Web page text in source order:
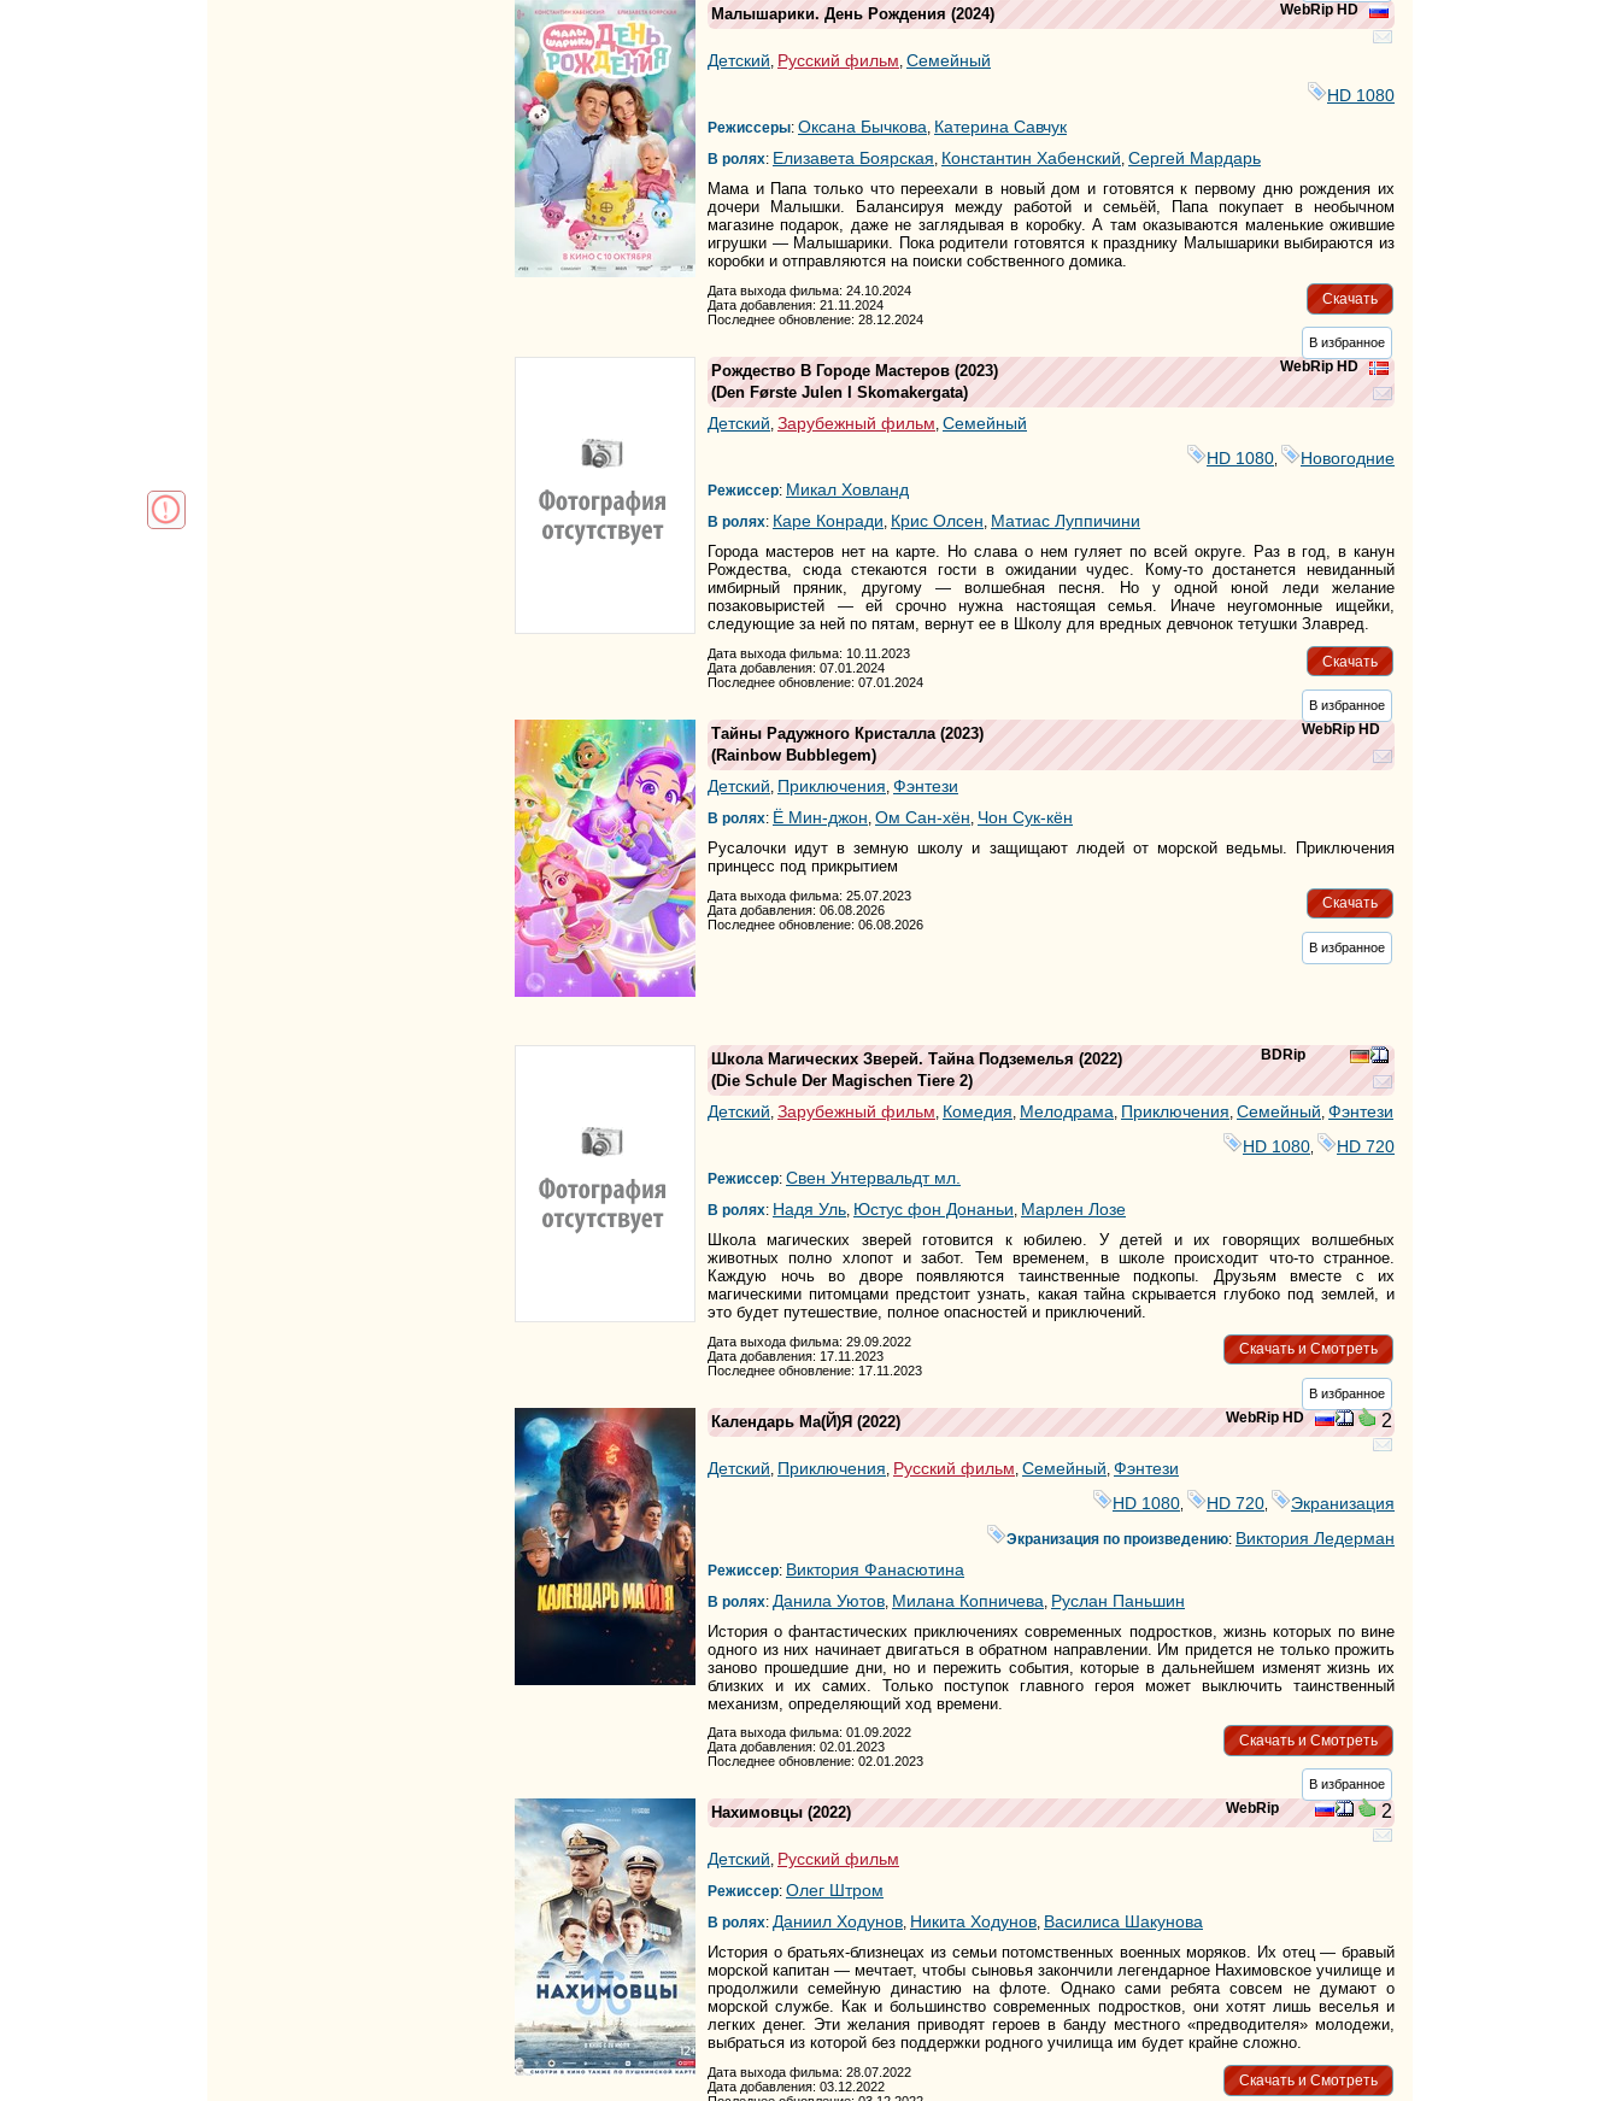
WebRip HD
Малышарики. День Рождения (2024)
Детский, Русский фильм, Семейный
HD 1080
Режиссеры: Оксана Бычкова, Катерина Савчук
В ролях: Елизавета Боярская, Константин Хабенский, Сергей Мардарь
Мама и Папа только что переехали в новый дом и готовятся к первому дню рождения их
дочери Малышки. Балансируя между работой и семьёй, Папа покупает в необычном
магазине подарок, даже не заглядывая в коробку. А там оказываются маленькие ожившие
игрушки — Малышарики. Пока родители готовятся к празднику Малышарики выбираются из
коробки и отправляются на поиски собственного домика.
Скачать
Дата выхода фильма: 24.10.2024
Дата добавления: 21.11.2024
Последнее обновление: 28.12.2024
В избранное
WebRip HD
Рождество В Городе Мастеров (2023)
(Den Første Julen I Skomakergata)
Детский, Зарубежный фильм, Семейный
HD 1080
Новогодние
Режиссер: Микал Ховланд
В ролях: Каре Конради, Крис Олсен, Матиас Луппичини
Города мастеров нет на карте. Но слава о нем гуляет по всей округе. Раз в год, в канун
Рождества, сюда стекаются гости в ожидании чудес. Кому-то достанется невиданный
имбирный пряник, другому — волшебная песня. Но у одной юной леди желание
позаковыристей — ей срочно нужна настоящая семья. Иначе неугомонные ищейки,
следующие за ней по пятам, вернут ее в Школу для вредных девчонок тетушки Злавред.
Скачать
Дата выхода фильма: 10.11.2023
Дата добавления: 07.01.2024
Последнее обновление: 07.01.2024
В избранное
WebRip HD
Тайны Радужного Кристалла (2023)
(Rainbow Bubblegem)
Детский, Приключения, Фэнтези
В ролях: Ё Мин-джон, Ом Сан-хён, Чон Сук-кён
Русалочки идут в земную школу и защищают людей от морской ведьмы. Приключения
принцесс под прикрытием
Скачать
Дата выхода фильма: 25.07.2023
Дата добавления: 06.08.2026
Последнее обновление: 06.08.2026
В избранное
BDRip
Школа Магических Зверей. Тайна Подземелья (2022)
(Die Schule Der Magischen Tiere 2)
Детский, Зарубежный фильм, Комедия, Мелодрама, Приключения, Семейный, Фэнтези
HD 1080
HD 720
Режиссер: Свен Унтервальдт мл.
В ролях: Надя Уль, Юстус фон Донаньи, Марлен Лозе
Школа магических зверей готовится к юбилею. У детей и их говорящих волшебных
животных полно хлопот и забот. Тем временем, в школе происходит что-то странное.
Каждую ночь во дворе появляются таинственные подкопы. Друзьям вместе с их
магическими питомцами предстоит узнать, какая тайна скрывается глубоко под землей, и
это будет путешествие, полное опасностей и приключений.
Скачать и Смотреть
Дата выхода фильма: 29.09.2022
Дата добавления: 17.11.2023
Последнее обновление: 17.11.2023
В избранное
WebRip HD 2
Календарь Ма(й)я (2022)
Детский Приключения Русский фильм Семейный Фэнтези
HD 1080
HD 720 Экранизация
Экранизация по произведению: Виктория Ледерман
Режиссер: Виктория Фанасютина
В ролях: Данила Уютов Милана Копничева Руслан Паньшин
История о фантастических приключениях современных подростков, жизнь которых по вине
одного из них начинает двигаться в обратном направлении. Им придется не только прожить
заново прошедшие дни, но и пережить события, которые в дальнейшем изменят жизнь их
близких и их самих. Только поступок главного героя может выключить таинственный
механизм, определяющий ход времени.
Скачать и Смотреть
Дата выхода фильма: 01.09.2022
Дата добавления: 02.01.2023
Последнее обновление: 02.01.2023
В избранное
WebRip 2
Нахимовцы (2022)
Детский, Русский фильм
Режиссер: Олег Штром
В ролях: Даниил Ходунов, Никита Ходунов, Василиса Шакунова
История о братьях-близнецах из семьи потомственных военных моряков. Их отец — бравый
морской капитан — мечтает, чтобы сыновья закончили легендарное Нахимовское училище и
продолжили семейную династию на флоте. Однако сами ребята совсем не думают о
морской службе. Как и большинство современных подростков, они хотят лишь веселья и
легких денег. Эти желания приводят героев в банду местного «предводителя» молодежи,
выбраться из которой без поддержки родного училища им будет крайне сложно.
Скачать и Смотреть
Дата выхода фильма: 28.07.2022
Дата добавления: 03.12.2022